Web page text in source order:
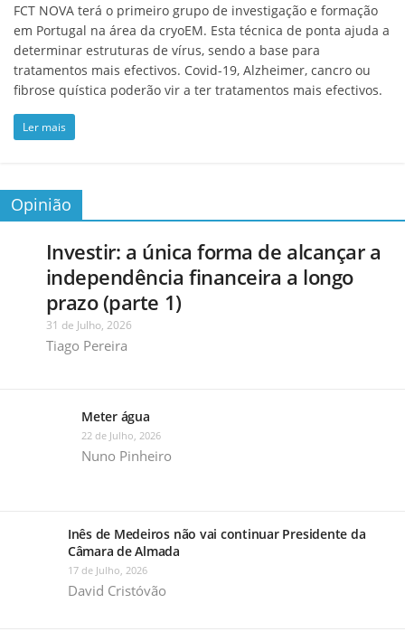
FCT NOVA terá o primeiro grupo de investigação e formação
em Portugal na área da cryoEM. Esta técnica de ponta ajuda a
determinar estruturas de vírus, sendo a base para
tratamentos mais efectivos. Covid-19, Alzheimer, cancro ou
fibrose quística poderão vir a ter tratamentos mais efectivos.
Ler mais
Opinião
Investir: a única forma de alcançar a
independência financeira a longo
prazo (parte 1)
31 de Julho, 2026
Tiago Pereira
Meter água
22 de Julho, 2026
Nuno Pinheiro
Inês de Medeiros não vai continuar Presidente da
Câmara de Almada
17 de Julho, 2026
David Cristóvão